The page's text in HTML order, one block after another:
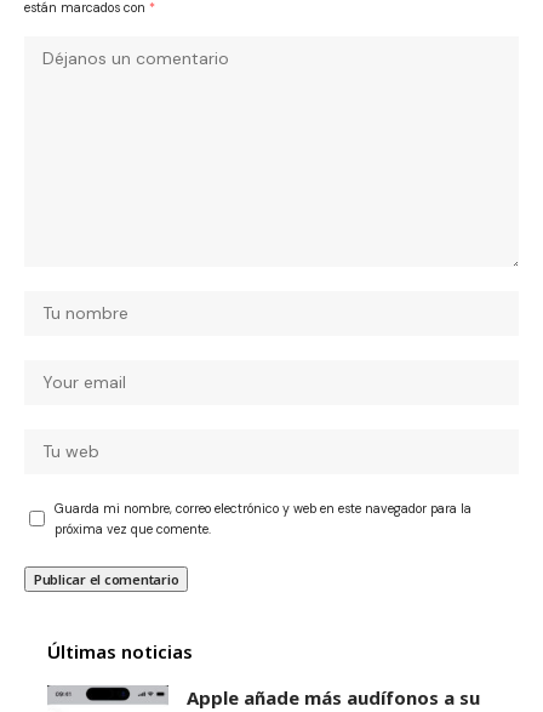
están marcados con *
Guarda mi nombre, correo electrónico y web en este navegador para la
próxima vez que comente.
Últimas noticias
Apple añade más audífonos a su